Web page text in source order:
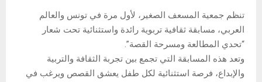
تنظم جمعية المسعف الصغير، لأول مرة في تونس والعالم
العربي، مسابقة ثقافية تربوية رائدة واستثنائية تحت شعار
“تحدي المطالعة ومسرحة القصة”.
وتعد هذه المسابقة التي تجمع بين تجربة الثقافة والتربية
والإبداع، فرصة استثنائية لكل طفل يعشق القصص ويرغب في